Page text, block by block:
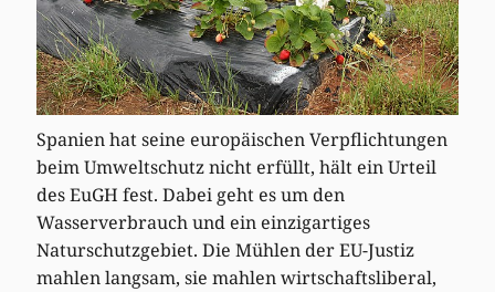
Spanien hat seine europäischen Verpflichtungen
beim Umweltschutz nicht erfüllt, hält ein Urteil
des EuGH fest. Dabei geht es um den
Wasserverbrauch und ein einzigartiges
Naturschutzgebiet. Die Mühlen der EU-Justiz
mahlen langsam, sie mahlen wirtschaftsliberal,